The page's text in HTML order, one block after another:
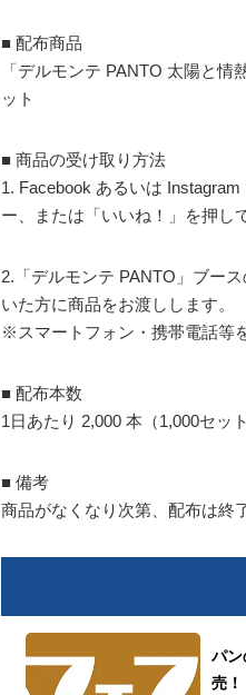
■ 配布商品
「デルモンテ PANTO 太陽と
ット
■ 商品の受け取り方法
1. Facebook あるいは
ー、または「いいね！」を押し
2.「デルモンテ PANTO」ブー
いた方に商品をお渡しします。
※スマートフォン・携帯電話等
■ 配布本数
1日あたり 2,000 本（1,000セッ
■ 備考
商品がなくなり次第、配布は終
パ
売！